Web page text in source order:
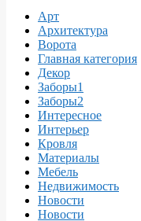
Арт
Архитектура
Ворота
Главная категория
Декор
Заборы1
Заборы2
Интересное
Интерьер
Кровля
Материалы
Мебель
Недвижимость
Новости
Новости